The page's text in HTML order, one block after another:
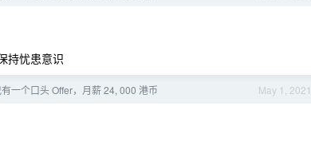
持忧患意识
May 1, 2021
一个口头 Offer，月薪 24, 000 港币